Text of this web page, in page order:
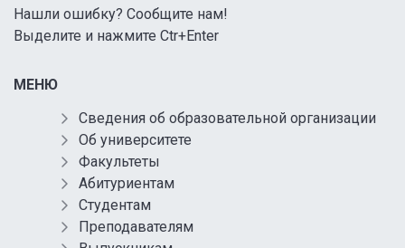
Нашли ошибку? Сообщите нам!
Выделите и нажмите Ctr+Enter
МЕНЮ
Сведения об образовательной организации
Об университете
Факультеты
Абитуриентам
Студентам
Преподавателям